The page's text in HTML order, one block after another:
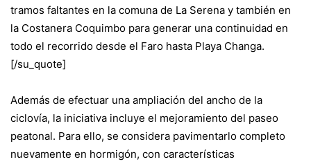
tramos faltantes en la comuna de La Serena y también en
la Costanera Coquimbo para generar una continuidad en
todo el recorrido desde el Faro hasta Playa Changa.
[/su_quote]
Además de efectuar una ampliación del ancho de la
ciclovía, la iniciativa incluye el mejoramiento del paseo
peatonal. Para ello, se considera pavimentarlo completo
nuevamente en hormigón, con características